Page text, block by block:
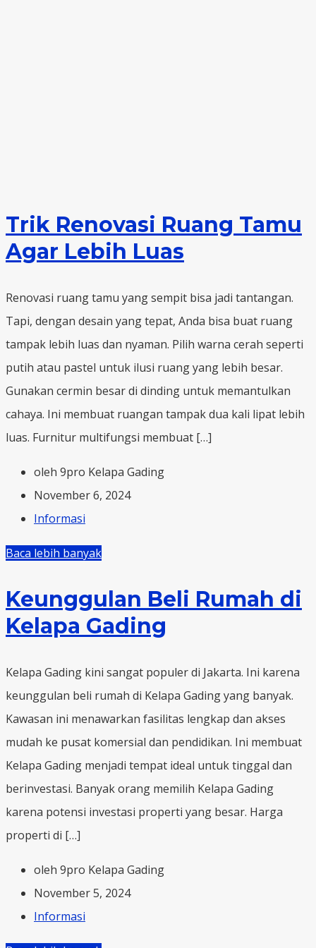
Trik Renovasi Ruang Tamu
Agar Lebih Luas
Renovasi ruang tamu yang sempit bisa jadi tantangan.
Tapi, dengan desain yang tepat, Anda bisa buat ruang
tampak lebih luas dan nyaman. Pilih warna cerah seperti
putih atau pastel untuk ilusi ruang yang lebih besar.
Gunakan cermin besar di dinding untuk memantulkan
cahaya. Ini membuat ruangan tampak dua kali lipat lebih
luas. Furnitur multifungsi membuat […]
oleh 9pro Kelapa Gading
November 6, 2024
Informasi
Baca lebih banyak
Keunggulan Beli Rumah di
Kelapa Gading
Kelapa Gading kini sangat populer di Jakarta. Ini karena
keunggulan beli rumah di Kelapa Gading yang banyak.
Kawasan ini menawarkan fasilitas lengkap dan akses
mudah ke pusat komersial dan pendidikan. Ini membuat
Kelapa Gading menjadi tempat ideal untuk tinggal dan
berinvestasi. Banyak orang memilih Kelapa Gading
karena potensi investasi properti yang besar. Harga
properti di […]
oleh 9pro Kelapa Gading
November 5, 2024
Informasi